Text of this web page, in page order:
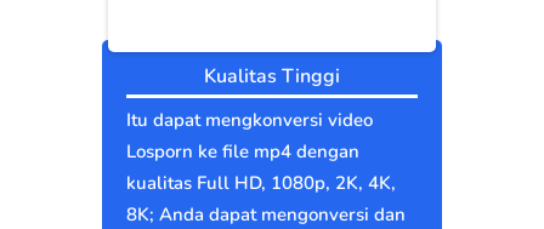
Kualitas Tinggi
Itu dapat mengkonversi video
Losporn ke file mp4 dengan
kualitas Full HD, 1080p, 2K, 4K,
8K; Anda dapat mengonversi dan